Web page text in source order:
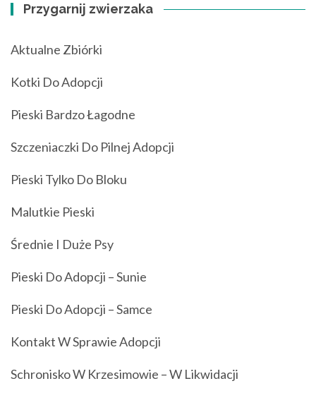
Przygarnij zwierzaka
Aktualne Zbiórki
Kotki Do Adopcji
Pieski Bardzo Łagodne
Szczeniaczki Do Pilnej Adopcji
Pieski Tylko Do Bloku
Malutkie Pieski
Średnie I Duże Psy
Pieski Do Adopcji – Sunie
Pieski Do Adopcji – Samce
Kontakt W Sprawie Adopcji
Schronisko W Krzesimowie – W Likwidacji